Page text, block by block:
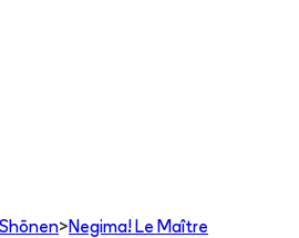
> Negima! Le Maître